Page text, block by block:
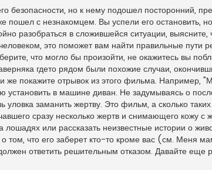
безопасности, но к нему подошел посторонний,
пошел с незнакомцем. Вы успели его остановить,
разобраться в сложившейся ситуации,
это поможет вам найти правильные пути
что могло бы произойти, не окажитесь вы
гдето рядом были похожие случаи,
покажите отрывок из этого фильма. Например,
в машине диван. Не задумываясь о
заманить жертву. Это фильм, а сколько
сразу несколько жертв и снимающего кожу с
лошадях или рассказать неизвестные истории о
том, что его заберет кто-то кроме вас (см. Меня
ответить решительным отказом. Давайте еще